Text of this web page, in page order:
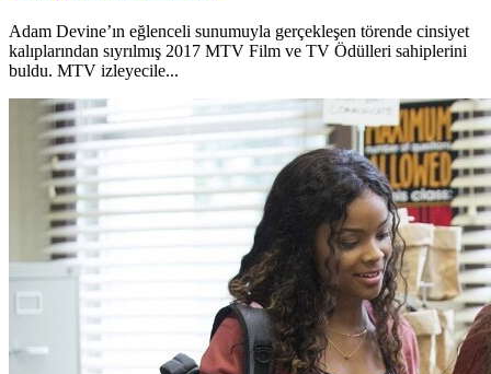
Adam Devine’ın eğlenceli sunumuyla gerçekleşen törende cinsiyet
kalıplarından sıyrılmış 2017 MTV Film ve TV Ödülleri sahiplerini
buldu. MTV izleyecile...